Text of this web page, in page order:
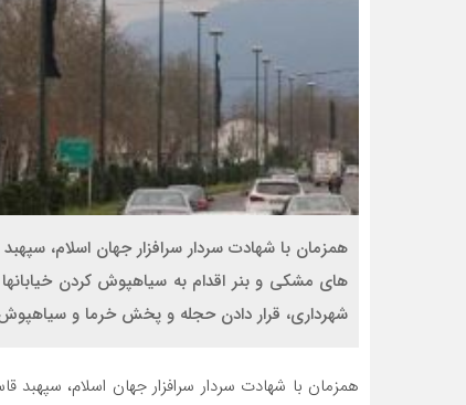
همزمان با شهادت سردار سرافزار جهان اسلام،
های مشکی و بنر اقدام به سیاهپوش کردن
شهرداری، قرار دادن حجله و پخش خرما و
همزمان با شهادت سردار سرافزار جهان اسلام،